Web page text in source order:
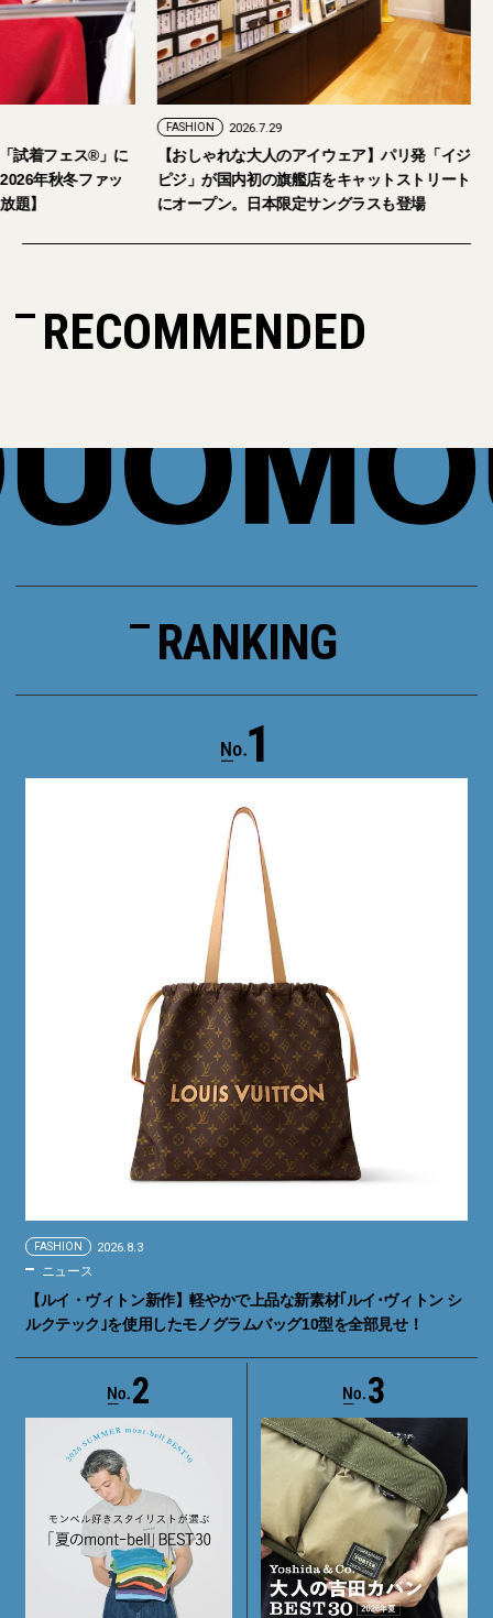
催。「試着フェス®︎」に
。【2026年秋冬ファッ
試し放題】
FASHION 2026.7.29
【おしゃれな大人のアイウェア】パリ発「
ピジ」が国内初の旗艦店をキャットストリ
にオープン。日本限定サングラスも登場
RECOMMENDED
RANKING
1
FASHION 2026.8.3
ニュース
【ルイ・ヴィトン新作】軽やかで上品な新素材｢ルイ･ヴィトン シ
ルクテック｣を使用したモノグラムバッグ10型を全部見せ！
2 3